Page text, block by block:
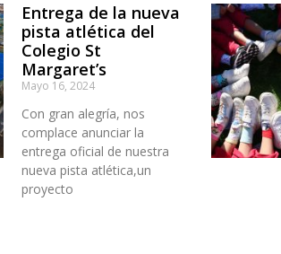
Entrega de la nueva
pista atlética del
Colegio St
Margaret’s
Mayo 16, 2024
Con gran alegría, nos
complace anunciar la
entrega oficial de nuestra
nueva pista atlética,un
proyecto